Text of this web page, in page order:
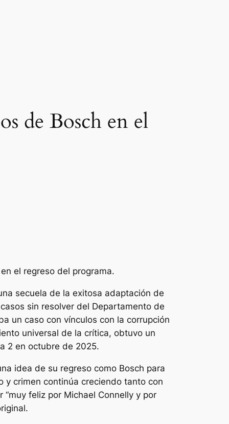
de Bosch en el
el regreso del programa.
secuela de la exitosa adaptación de
sin resolver del Departamento de
un caso con vínculos con la corrupción
universal de la crítica, obtuvo un
2 en octubre de 2025.
idea de su regreso como Bosch para
y crimen continúa creciendo tanto con
“muy feliz por Michael Connelly y por